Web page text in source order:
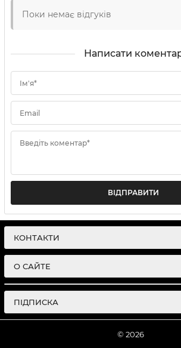
Поки немає відгуків
Написати
Ім'я*
Email
Введіть коментар*
ВІДПРАВИТИ
КОНТАКТИ
О САЙТЕ
ПІДПИСКА
© 2026